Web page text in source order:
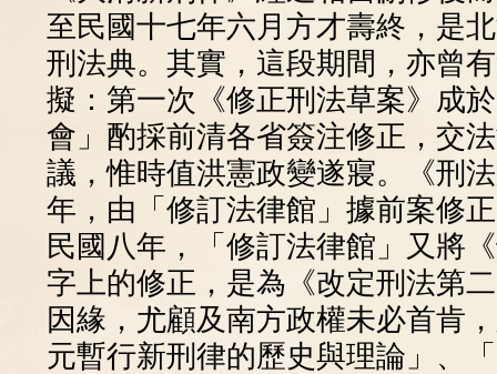
至民國十七年六月方才壽終，是
刑法典。其實，這段期間，亦曾
擬：第一次《修正刑法草案》成
會」酌採前清各省簽注修正，交
議，惟時值洪憲政變遂寢。《刑
年，由「修訂法律館」據前案修
民國八年，「修訂法律館」又將
字上的修正，是為《改定刑法第
因緣，尤顧及南方政權未必首肯
元暫行新刑律的歷史與理論」、